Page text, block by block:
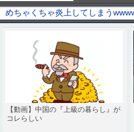
【動画】中国の『上級の暮らし』が
コレらしい